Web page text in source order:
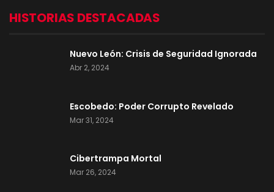
HISTORIAS DESTACADAS
Nuevo León: Crisis de Seguridad Ignorada
Abr 2, 2024
Escobedo: Poder Corrupto Revelado
Mar 31, 2024
Cibertrampa Mortal
Mar 26, 2024